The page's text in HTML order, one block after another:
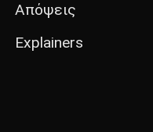
Απόψεις
Explainers